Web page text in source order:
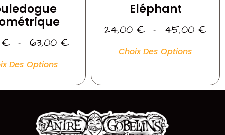
€ – 63,00 €
Des Options
Eléphant
24,00 € – 45,00 €
Choix Des Options